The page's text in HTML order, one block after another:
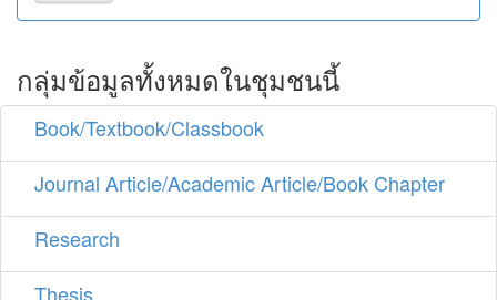
กลุ่มข้อมูลทั้งหมดในชุมชนนี้
Book/Textbook/Classbook
Journal Article/Academic Article/Book Chapter
Research
Thesis